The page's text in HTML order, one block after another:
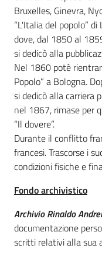
Casa
Piani
Archivio
storico
Decentrate
per
la
lettura
Bruxelles, Ginevra,
“L'Italia del popolo”
dove, dal 1850 al
si dedicò alla
Nel 1860 potè
Popolo” a Bologna.
si dedicò alla carriera
nel 1867, rimase per
“Il dovere”.
Durante il conflitto
francesi. Trascorse i
condizioni fisiche e
Fondo archivistico
Archivio Rinaldo
documentazione
scritti relativi alla sua